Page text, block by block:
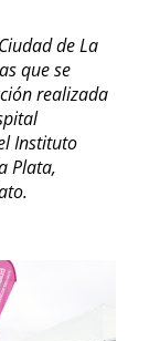
de La
que se
realizada
Instituto
Plata,